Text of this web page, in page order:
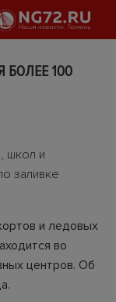
100
школ и
заливке
и ледовых
во
центров. Об